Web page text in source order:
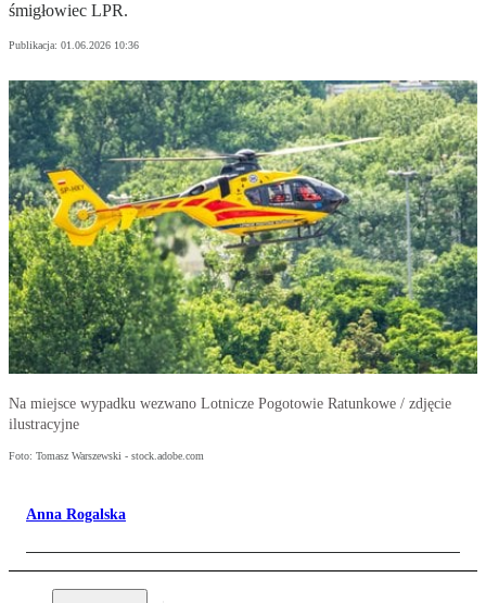
śmigłowiec LPR.
Publikacja: 01.06.2026 10:36
Na miejsce wypadku wezwano Lotnicze Pogotowie Ratunkowe / zdjęcie
ilustracyjne
Foto: Tomasz Warszewski - stock.adobe.com
Anna Rogalska